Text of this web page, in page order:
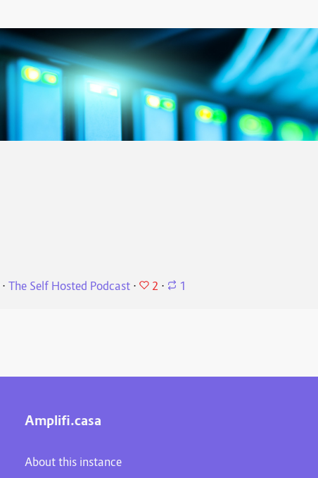
⋅The Self Hosted Podcast ⋅ 2 ⋅ 1
Amplifi.casa
About this instance